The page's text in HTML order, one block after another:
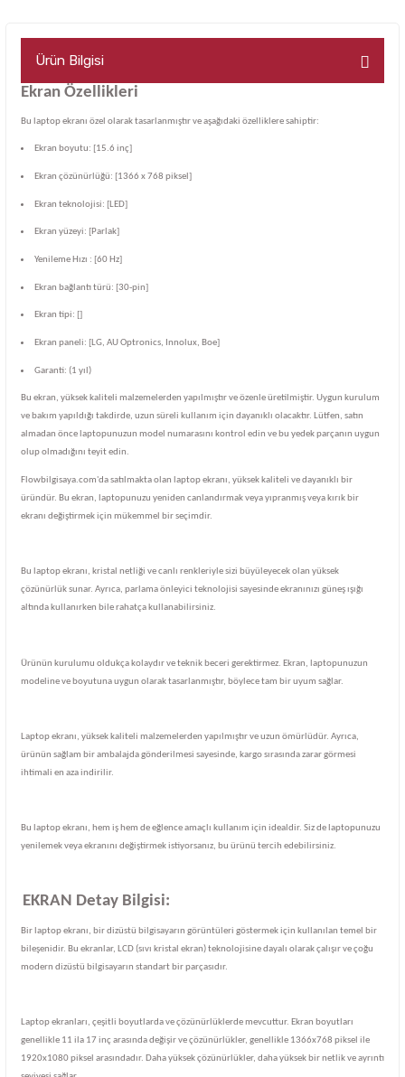
Ürün Bilgisi
Ekran Özellikleri
Bu laptop ekranı özel olarak tasarlanmıştır ve aşağıdaki özelliklere sahiptir:
Ekran boyutu: [15.6 inç]
Ekran çözünürlüğü: [1366 x 768 piksel]
Ekran teknolojisi: [LED]
Ekran yüzeyi: [Parlak]
Yenileme Hızı : [60 Hz]
Ekran bağlantı türü: [30-pin]
Ekran tipi: []
Ekran paneli: [LG, AU Optronics, Innolux, Boe]
Garanti: (1 yıl)
Bu ekran, yüksek kaliteli malzemelerden yapılmıştır ve özenle üretilmiştir. Uygun kurulum
ve bakım yapıldığı takdirde, uzun süreli kullanım için dayanıklı olacaktır. Lütfen, satın
almadan önce laptopunuzun model numarasını kontrol edin ve bu yedek parçanın uygun
olup olmadığını teyit edin.
Flowbilgisaya.com'da satılmakta olan laptop ekranı, yüksek kaliteli ve dayanıklı bir
üründür. Bu ekran, laptopunuzu yeniden canlandırmak veya yıpranmış veya kırık bir
ekranı değiştirmek için mükemmel bir seçimdir.
Bu laptop ekranı, kristal netliği ve canlı renkleriyle sizi büyüleyecek olan yüksek
çözünürlük sunar. Ayrıca, parlama önleyici teknolojisi sayesinde ekranınızı güneş ışığı
altında kullanırken bile rahatça kullanabilirsiniz.
Ürünün kurulumu oldukça kolaydır ve teknik beceri gerektirmez. Ekran, laptopunuzun
modeline ve boyutuna uygun olarak tasarlanmıştır, böylece tam bir uyum sağlar.
Laptop ekranı, yüksek kaliteli malzemelerden yapılmıştır ve uzun ömürlüdür. Ayrıca,
ürünün sağlam bir ambalajda gönderilmesi sayesinde, kargo sırasında zarar görmesi
ihtimali en aza indirilir.
Bu laptop ekranı, hem iş hem de eğlence amaçlı kullanım için idealdir. Siz de laptopunuzu
yenilemek veya ekranını değiştirmek istiyorsanız, bu ürünü tercih edebilirsiniz.
EKRAN Detay Bilgisi:
Bir laptop ekranı, bir dizüstü bilgisayarın görüntüleri göstermek için kullanılan temel bir
bileşenidir. Bu ekranlar, LCD (sıvı kristal ekran) teknolojisine dayalı olarak çalışır ve çoğu
modern dizüstü bilgisayarın standart bir parçasıdır.
Laptop ekranları, çeşitli boyutlarda ve çözünürlüklerde mevcuttur. Ekran boyutları
genellikle 11 ila 17 inç arasında değişir ve çözünürlükler, genellikle 1366x768 piksel ile
1920x1080 piksel arasındadır. Daha yüksek çözünürlükler, daha yüksek bir netlik ve ayrıntı